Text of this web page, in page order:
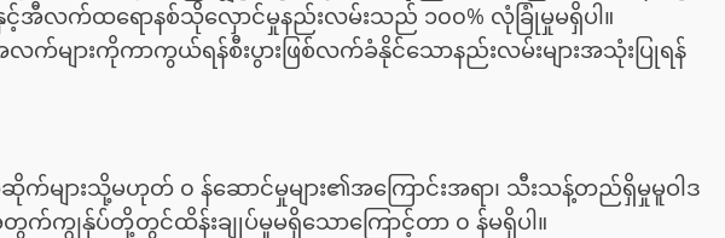
က်ထရောနစ်သိုလှောင်မှုနည်းလမ်းသည် ၁၀၀% လုံခြုံမှုမရှိပါ။
ားကိုကာကွယ်ရန်စီးပွားဖြစ်လက်ခံနိုင်သောနည်းလမ်းများအသုံးပြုရန်
ားသို့မဟုတ် ၀ န်ဆောင်မှုများ၏အကြောင်းအရာ၊ သီးသန့်တည်ရှိမှုမူဝါဒ
ကျွန်ုပ်တို့တွင်ထိန်းချုပ်မှုမရှိသောကြောင့်တာ ၀ န်မရှိပါ။